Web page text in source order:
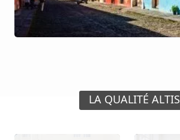
LA QUALITÉ ALTIS